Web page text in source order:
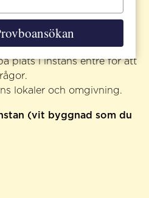
riktad till de elever som
gymnasiet.
plats i instans entré för att
lokaler och omgivning.
(vit byggnad som du